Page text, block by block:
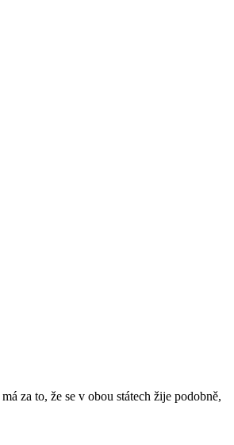
za to, že se v obou státech žije podobně,